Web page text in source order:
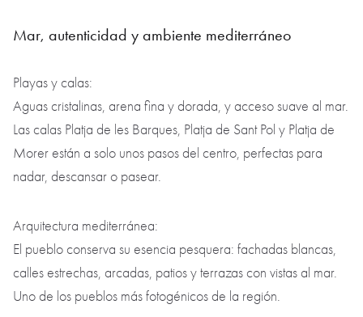
Mar, autenticidad y ambiente mediterráneo
Playas y calas:
Aguas cristalinas, arena fina y dorada, y acceso suave al mar.
Las calas Platja de les Barques, Platja de Sant Pol y Platja de
Morer están a solo unos pasos del centro, perfectas para
nadar, descansar o pasear.
Arquitectura mediterránea:
El pueblo conserva su esencia pesquera: fachadas blancas,
calles estrechas, arcadas, patios y terrazas con vistas al mar.
Uno de los pueblos más fotogénicos de la región.